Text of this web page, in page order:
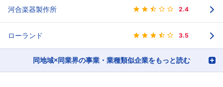
河合楽器製作所 2.4
ローランド 3.5
同地域×同業界の事業・業種類似企業をもっと読む